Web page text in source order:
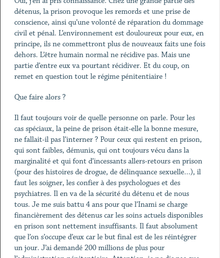
détenus, la prison provoque les remords et une prise de
conscience, ainsi qu’une volonté de réparation du dommage
civil et pénal. L’environnement est douloureux pour eux, en
principe, ils ne commettront plus de nouveaux faits une fois
dehors. L’être humain normal ne récidive pas. Mais une
partie d’entre eux va pourtant récidiver. Et du coup, on
remet en question tout le régime pénitentiaire !
Que faire alors ?
Il faut toujours voir de quelle personne on parle. Pour les
cas spéciaux, la peine de prison était-elle la bonne mesure,
ne fallait-il pas l’interner ? Pour ceux qui restent en prison,
qui sont faibles, démunis, qui ont toujours vécu dans la
marginalité et qui font d’incessants allers-retours en prison
(pour des histoires de drogue, de délinquance sexuelle…), il
faut les soigner, les confier à des psychologues et des
psychiatres. Il en va de la sécurité du détenu et de nous
tous. Je me suis battu 4 ans pour que l’Inami se charge
financièrement des détenus car les soins actuels disponibles
en prison sont nettement insuffisants. Il faut absolument
que l’on s’occupe d’eux car le but final est de les réintégrer
un jour. J’ai demandé 200 millions de plus pour